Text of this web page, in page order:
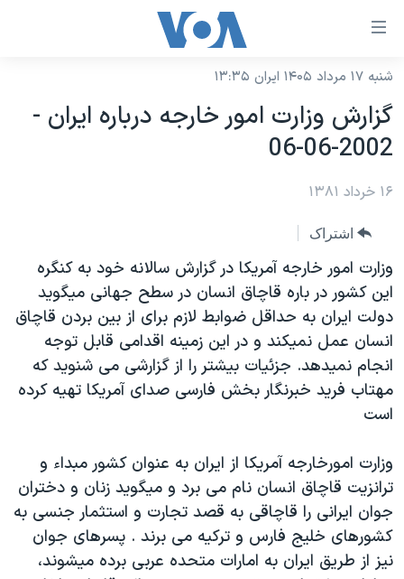
لینکهای
دسترسی
جهش
محتوای
اصلی
صفحه
اصلی
جهش
به
جستجو
نسخه سبک وب‌سایت
موضوع ها
ایران
آمریکا
جهان
ورزشی
گزیده‌ها
ویژه برنامه‌ها
ویدیوها
فرهنگ و زندگی
حقوق شهروندی
اقتصادی
علم و فناوری
اسرائیل در جنگ
برنامه های تلویزیونی
جدول برنامه ها
صفحه‌های ویژه
جام جهانی ۲۰۲۶
عملیات خشم حماسی
۲۵۰سالگی آمریکا
بایگانی برنامه‌های تلویزیونی
مستندها
انتخابات ریاست جمهوری آمریکا ۲۰۲۴
حمله جمهوری اسلامی به اسرائیل
رمز مهسا
ورزش زنان در ایران
فرکانس‌های صدای آمریکا
پخش رادیویی
یادگیری زبان انگلیسی
دنبال کنید
زبانهای مختلف
شنبه ۱۷ مرداد ۱۴۰۵ ایران ۱۳:۳۵
گزارش وزارت امور خارجه درباره ايران -
2002-06-06
۱۶ خرداد ۱۳۸۱
اشتراک
وزارت امور خارجه آمريکا در گزارش سالانه خود به کنگره
اين کشور در باره قاچاق انسان در سطح جهانی ميگويد
دولت ايران به حداقل ضوابط لازم برای از بين بردن قاچاق
انسان عمل نميکند و در اين زمينه اقدامی قابل توجه
انجام نميدهد. جزئيات بيشتر را از گزارشی می شنويد که
مهتاب فريد خبرنگار بخش فارسی صدای آمريکا تهيه کرده
است
وزارت امورخارجه آمريکا از ايران به عنوان کشور مبداء و
ترانزيت قاچاق انسان نام می برد و ميگويد زنان و دختران
جوان ايرانی را قاچاقی به قصد تجارت و استثمار جنسی به
کشورهای خليج فارس و ترکيه می برند . پسرهای جوان
نيز از طريق ايران به امارات متحده عربی برده ميشوند،